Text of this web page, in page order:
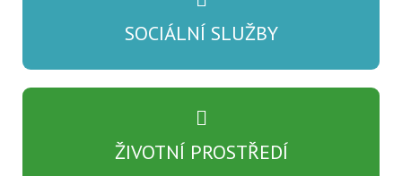
SOCIÁLNÍ SLUŽBY
ŽIVOTNÍ PROSTŘEDÍ